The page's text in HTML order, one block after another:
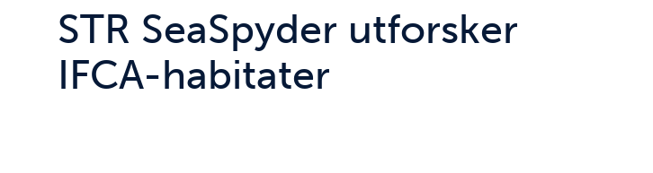
STR SeaSpyder utforsker
IFCA-habitater